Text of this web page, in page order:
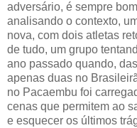
adversário, é sempre
analisando o contexto,
nova, com dois atletas
de tudo, um grupo
ano passado quando,
apenas duas no
no Pacaembu foi
cenas que permitem ao
e esquecer os últimos